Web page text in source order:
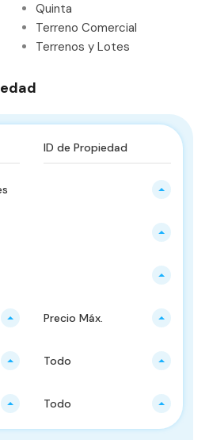
Quinta
Terreno Comercial
Terrenos y Lotes
Precio Máx.
Todo
Todo